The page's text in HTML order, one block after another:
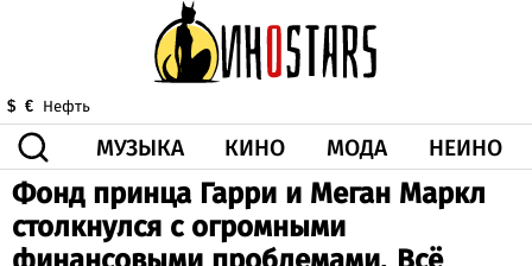
$ € Нефть
МУЗЫКА КИНО МОДА НЕИНО
ЗДОРОВЬЕ КОРОНА ИСКУССТВО
ВИДЕО
ГОРОСКОП О НАС
Фонд принца Гарри и Меган Маркл
столкнулся с огромными
финансовыми проблемами. Всё